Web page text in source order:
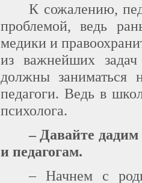
К сожалению,
проблемой, ведь
медики и
из важнейших
должны заниматься
педагоги. Ведь в
психолога.
– Давайте
и педагогам.
– Начнем с